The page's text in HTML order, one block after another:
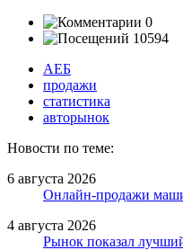
0
10594
АЕБ
продажи
статистика
авторынок
Новости по теме:
6 августа 2026
Онлайн-продажи
4 августа 2026
Рынок показал лучший